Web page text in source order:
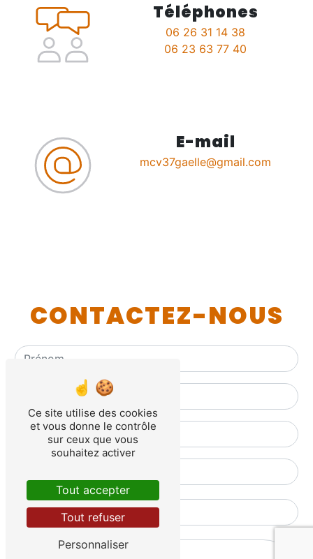
Téléphones
06 26 31 14 38
06 23 63 77 40
E-mail
mcv37gaelle@gmail.com
CONTACTEZ-NOUS
Ce site utilise des cookies
et vous donne le contrôle
sur ceux que vous
souhaitez activer
Tout accepter
Tout refuser
Personnaliser